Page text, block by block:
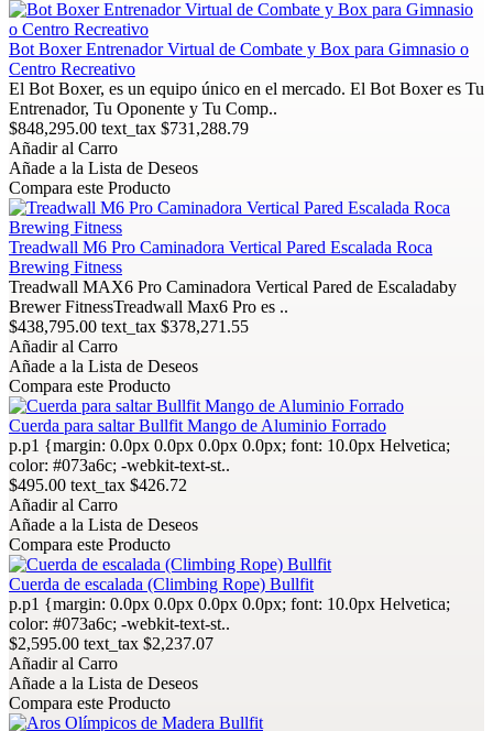
Bot Boxer Entrenador Virtual de Combate y Box para Gimnasio o
Centro Recreativo
El Bot Boxer, es un equipo único en el mercado. El Bot Boxer es Tu
Entrenador, Tu Oponente y Tu Comp..
$848,295.00 text_tax $731,288.79
Añadir al Carro
Añade a la Lista de Deseos
Compara este Producto
Treadwall M6 Pro Caminadora Vertical Pared Escalada Roca
Brewing Fitness
Treadwall MAX6 Pro Caminadora Vertical Pared de Escaladaby
Brewer FitnessTreadwall Max6 Pro es ..
$438,795.00 text_tax $378,271.55
Añadir al Carro
Añade a la Lista de Deseos
Compara este Producto
Cuerda para saltar Bullfit Mango de Aluminio Forrado
p.p1 {margin: 0.0px 0.0px 0.0px 0.0px; font: 10.0px Helvetica;
color: #073a6c; -webkit-text-st..
$495.00 text_tax $426.72
Añadir al Carro
Añade a la Lista de Deseos
Compara este Producto
Cuerda de escalada (Climbing Rope) Bullfit
p.p1 {margin: 0.0px 0.0px 0.0px 0.0px; font: 10.0px Helvetica;
color: #073a6c; -webkit-text-st..
$2,595.00 text_tax $2,237.07
Añadir al Carro
Añade a la Lista de Deseos
Compara este Producto